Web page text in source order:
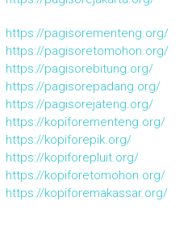
https://pagisorementeng.org/
https://pagisoretomohon.org/
https://pagisorebitung.org/
https://pagisorepadang.org/
https://pagisorejateng.org/
https://kopiforementeng.org/
https://kopiforepik.org/
https://kopiforepluit.org/
https://kopiforetomohon.org/
https://kopiforemakassar.org/